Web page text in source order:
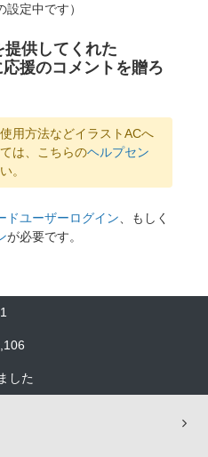
定中です）
供してくれた
援のコメントを贈ろ
用方法などイラストACへ
は、こちらのヘルプセン
。
ドユーザーログイン 、もしく
が必要です。
した